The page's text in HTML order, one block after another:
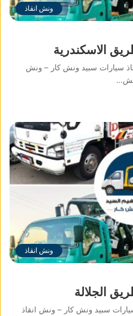
ونش انقاذ
الاسكندرية
سيارات سبيد ونش كار – ونش
ونش انقاذ
الجلالة
سبيد ونش كار – ونش انقاذ